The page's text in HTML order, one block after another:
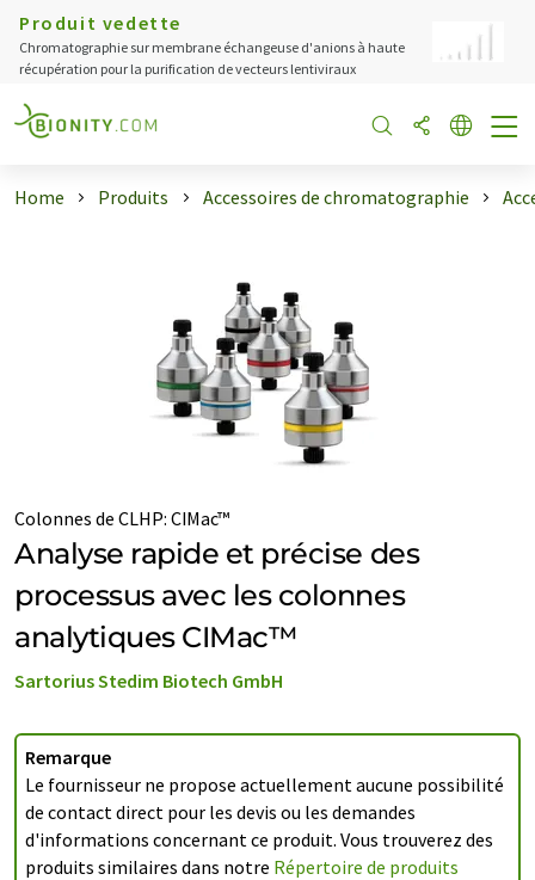
Produit vedette
Chromatographie sur membrane échangeuse d'anions à haute
récupération pour la purification de vecteurs lentiviraux
Home Produits Accessoires de chromatographie
Colonnes de CLHP: CIMac™
Analyse rapide et précise des
processus avec les colonnes
analytiques CIMac™
Sartorius Stedim Biotech GmbH
Remarque
Le fournisseur ne propose actuellement aucune possibilité
de contact direct pour les devis ou les demandes
d'informations concernant ce produit. Vous trouverez des
produits similaires dans notre Répertoire de produits